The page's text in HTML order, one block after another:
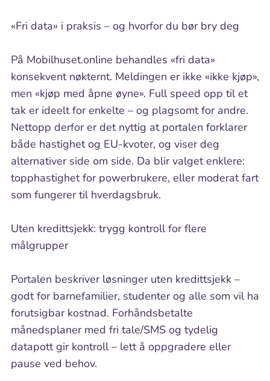
«Fri data» i praksis – og hvorfor du bør bry deg
På Mobilhuset.online behandles «fri data»
konsekvent nøkternt. Meldingen er ikke «ikke kjøp»,
men «kjøp med åpne øyne». Full speed opp til et
tak er ideelt for enkelte – og plagsomt for andre.
Nettopp derfor er det nyttig at portalen forklarer
både hastighet og EU-kvoter, og viser deg
alternativer side om side. Da blir valget enklere:
topphastighet for powerbrukere, eller moderat fart
som fungerer til hverdagsbruk.
Uten kredittsjekk: trygg kontroll for flere
målgrupper
Portalen beskriver løsninger uten kredittsjekk –
godt for barnefamilier, studenter og alle som vil ha
forutsigbar kostnad. Forhåndsbetalte
månedsplaner med fri tale/SMS og tydelig
datapott gir kontroll – lett å oppgradere eller
pause ved behov.